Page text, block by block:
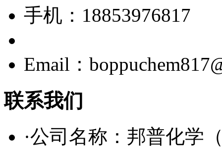
手机：18853976817
Email：
联系我们
·公司名称：邦普化学